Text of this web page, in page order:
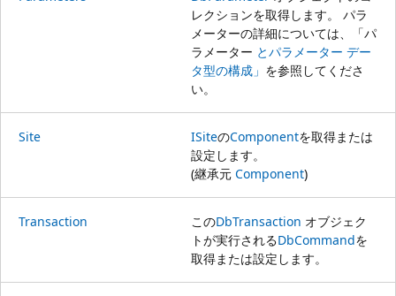
レクションを取得します。 パラ
メーターの詳細については、「パ
ラメーター とパラメーター デー
タ型の構成」 を参照してくださ
い。
Site ISiteのComponentを取得または
設定します。
(継承元 Component)
Transaction このDbTransaction オブジェク
トが実行されるDbCommandを
取得または設定します。